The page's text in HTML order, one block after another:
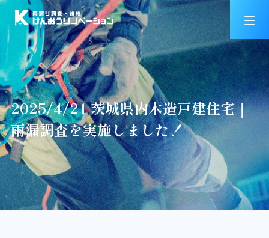
2025/4/21 茨城県内木造戸建住宅｜
雨漏調査を実施しました！